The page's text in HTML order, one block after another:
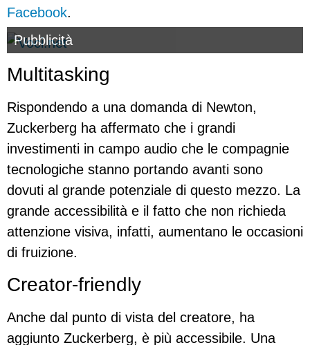
Facebook.
Pubblicità
Multitasking
Rispondendo a una domanda di Newton,
Zuckerberg ha affermato che i grandi
investimenti in campo audio che le compagnie
tecnologiche stanno portando avanti sono
dovuti al grande potenziale di questo mezzo. La
grande accessibilità e il fatto che non richieda
attenzione visiva, infatti, aumentano le occasioni
di fruizione.
Creator-friendly
Anche dal punto di vista del creatore, ha
aggiunto Zuckerberg, è più accessibile. Una